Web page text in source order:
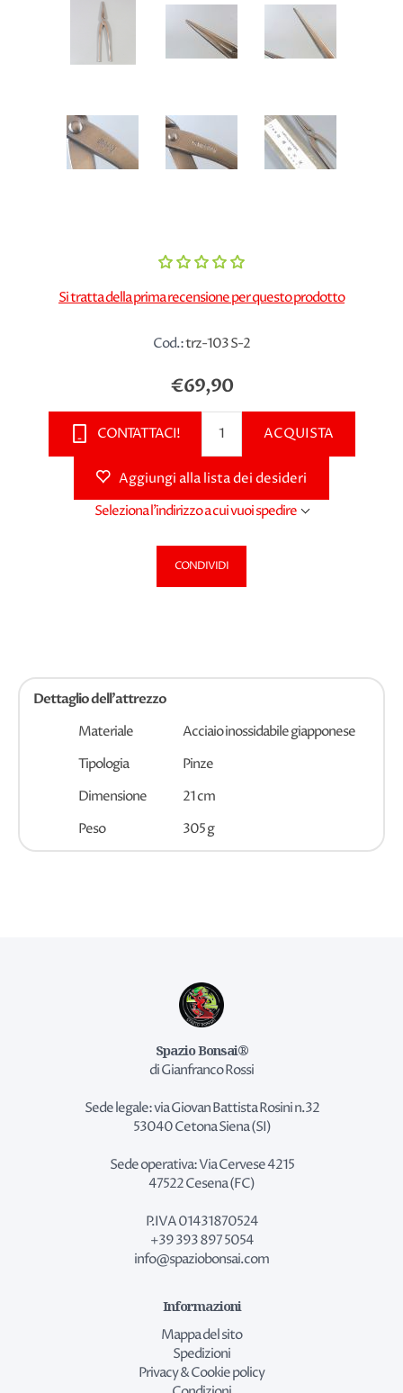
Si tratta della prima recensione per questo prodotto
Cod.:trz-103 S-2
€69,90
CONTATTACI! ACQUISTA
Aggiungi alla lista dei desideri
Seleziona l'indirizzo a cui vuoi spedire
CONDIVIDI
Dettaglio dell'attrezzo
Materiale
Acciaio inossidabile giapponese
Tipologia
Pinze
Dimensione
21 cm
Peso
305 g
Spazio Bonsai®
di Gianfranco Rossi
Sede legale: via Giovan Battista Rosini n.32
53040 Cetona Siena (SI)
Sede operativa: Via Cervese 4215
47522 Cesena (FC)
P.IVA 01431870524
+39 393 897 5054
info@spaziobonsai.com
Informazioni
Mappa del sito
Spedizioni
Privacy & Cookie policy